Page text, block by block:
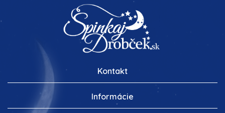
Kontakt
Informácie